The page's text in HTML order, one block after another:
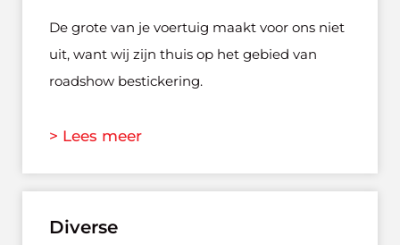
De grote van je voertuig maakt voor ons niet
uit, want wij zijn thuis op het gebied van
roadshow bestickering.
> Lees meer
Diverse